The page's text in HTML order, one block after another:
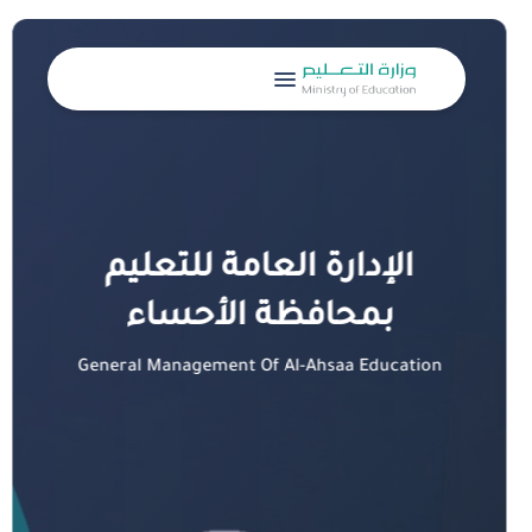
menu
الإدارة العامة للتعليم
بمحافظة الأحساء
General Management Of Al-Ahsaa Education